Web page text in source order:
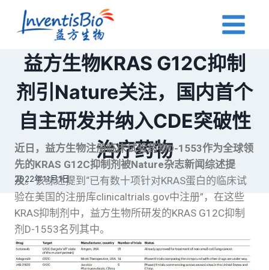
益方生物KRAS G12C抑制
剂引Nature关注，国内首个
自主研发并纳入CDE突破性
治疗药物
2022年11月1日
近日，益方生物注册临床试验药物D-1553作为全球领
先的KRAS G12C抑制剂被Nature杂志新闻综述提
及。该综述提到“已有数十项针对KRAS蛋白的临床试
验在美国的注册库clinicaltrials.gov中注册”，在这些
KRAS抑制剂中，益方生物所研发的KRAS G12C抑制
剂D-1553名列其中。